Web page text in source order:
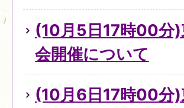
(10月5日17時00分
会開催について
(10月6日17時00分